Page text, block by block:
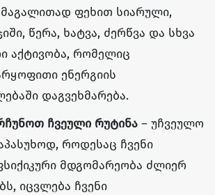
ფეხით სიარული,
წერა, ხატვა, ძერწვა და სხვა
აქტივობა, რომელიც
ენერგიის
დაგვეხმარება.
ჩვეული რუტინა – უჩვეულო
როდესაც ჩვენი
მდგომარეობა ძლიერ
იცვლება ჩვენი